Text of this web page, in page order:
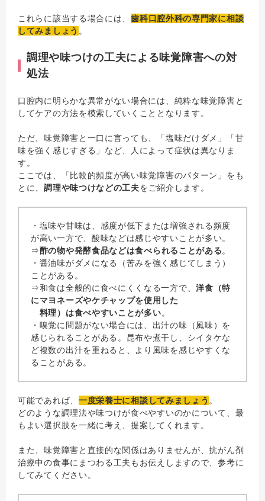
これらに該当する場合には、歯科口腔外科の専門家に相談
してみましょう 。
調理や味つけの工夫による味覚障害への対
処法
口腔内に明らかな異常がない場合には、純粋な味覚障害と
してケアの方法を模索していくこととなります。
ただ、味覚障害と一口に言っても、「塩味だけダメ」「甘
味を強く感じすぎる」など、人によって症状は異なりま
す。
ここでは、「比較的頻度が高い味覚障害のパターン」をも
とに、調理や味つけなどの工夫をご紹介します。
・塩味や甘味は、感度が低下または増強される頻度
が高い一方で、酸味などは感じやすいことが多い。
⇒酢の物や発酵食品などは食べられることがある。
・醤油味がダメになる（苦みを強く感じてしまう）
ことがある。
⇒和食は全般的に食べにくくなる一方で、洋食（特
にマヨネーズやケチャップを使用した
料理）は食べやすいことが多い。
・嗅覚に問題がない場合には、出汁の味（風味）を
感じられることがある。昆布や煮干し、シイタケな
ど複数の出汁を重ねると、より風味を感じやすくな
ることがある。
可能であれば、 一度栄養士に相談してみましょう 。
どのような調理法や味つけが食べやすいのかについて、最
もよい選択肢を一緒に考え、提案してくれます。
また、味覚障害と直接的な関係はありませんが、抗がん剤
治療中の食事にまつわる工夫もお伝えしますので、参考に
してみてください。